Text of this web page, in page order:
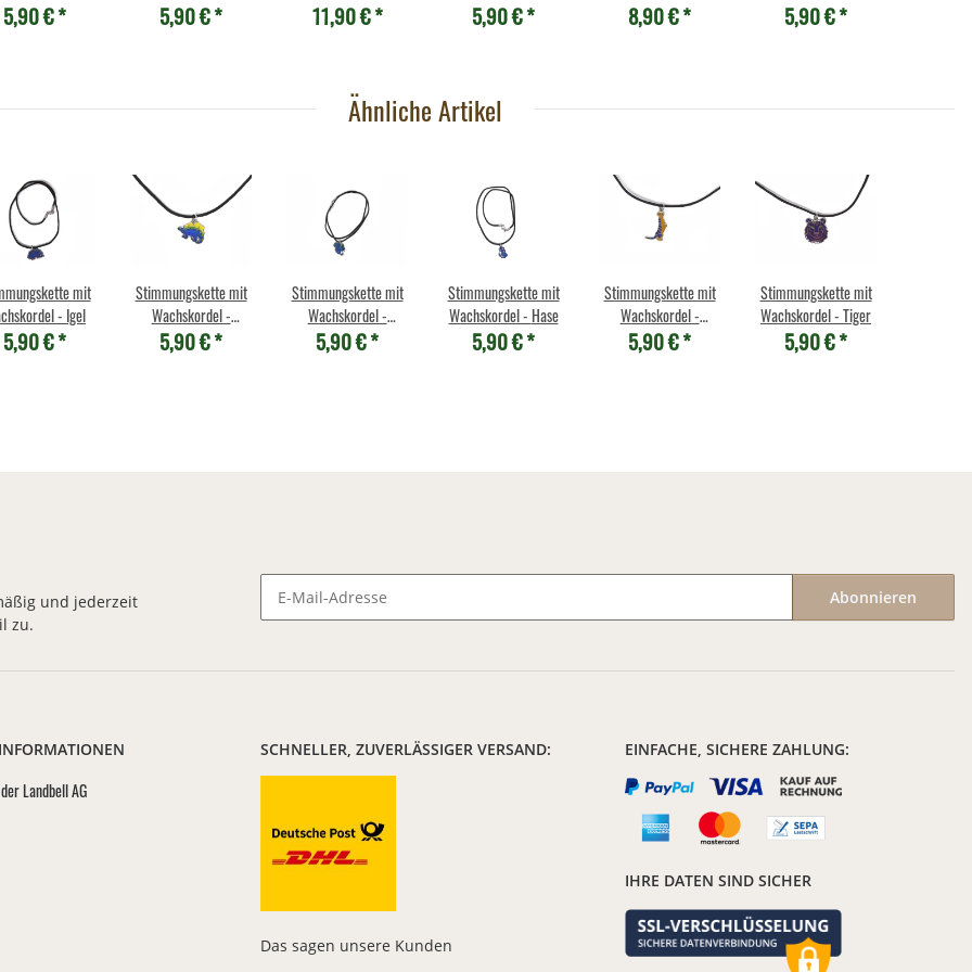
Fledermaus
5,90 €*
Motiv 2
5,90 €*
Wellensittich grün
11,90 €* 5,90 €*
Waschbär
8,90 €*
Motiv 1
5,90 €*
Ähnliche Artikel
mit
Wachskordel - Igel
5,90 €*
Stimmungskette mit
Wachskordel -
Stegosaurus
5,90 €*
Stimmungskette mit
Wachskordel -
Eichhörnchen
5,90 €*
Stimmungskette mit
Wachskordel - Hase
5,90 €*
Stimmungskette mit
Wachskordel -
Erdmännchen
5,90 €*
Stimmungskette mit
Wachskordel - Tiger
5,90 €*
und jederzeit
zu.
Abonnieren
Landbell AG
SCHNELLER, ZUVERLÄSSIGER VERSAND:
Das sagen unsere Kunden
EINFACHE, SICHERE ZAHLUNG:
IHRE DATEN SIND SICHER